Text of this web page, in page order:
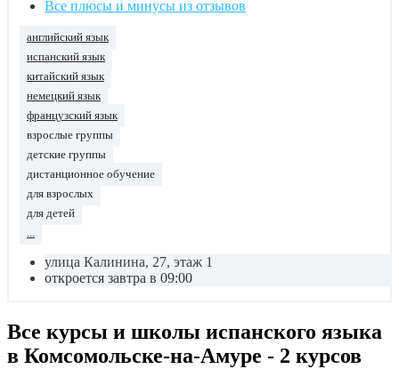
Все плюсы и минусы из отзывов
английский язык
испанский язык
китайский язык
немецкий язык
французский язык
взрослые группы
детские группы
дистанционное обучение
для взрослых
для детей
...
улица Калинина, 27, этаж 1
откроется завтра в 09:00
Все курсы и школы испанского языка
в Комсомольске-на-Амуре - 2 курсов